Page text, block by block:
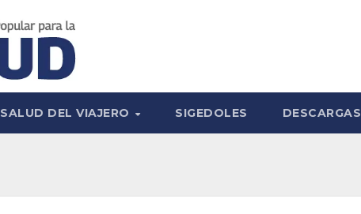
SALUD DEL VIAJERO SIGEDOLES DESCARGAS